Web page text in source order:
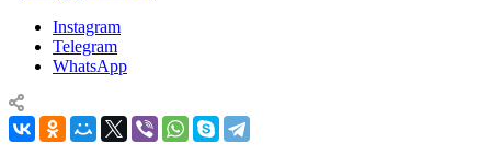
Instagram
Telegram
WhatsApp